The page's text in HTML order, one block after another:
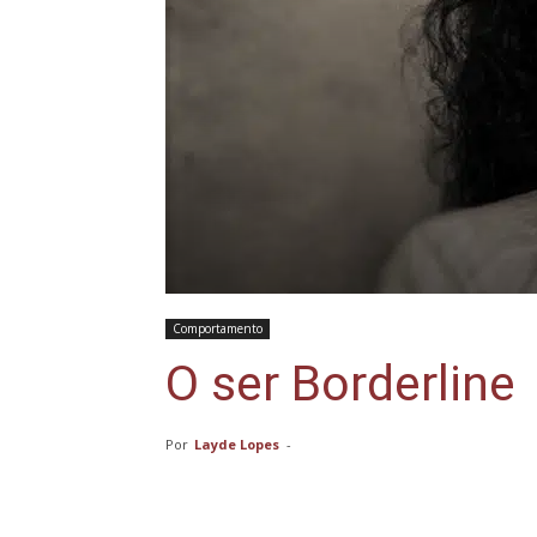
Comportamento
O ser Borderline
Por Layde Lopes -